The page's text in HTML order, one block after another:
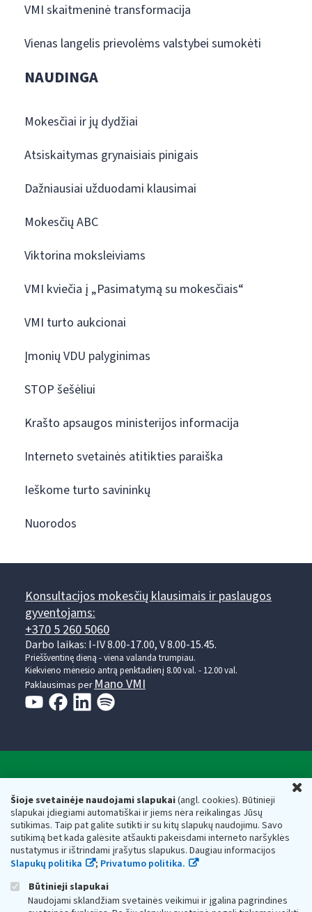
Šioje svetainėje naudojami slapukai(angl. cookies). Būtinieji
slapukai įdiegiami automatiškai ir jiems nėra reikalingas Jūsų
sutikimas. Taip pat galite sutikti ir su kitų slapukų naudojimu. Savo
sutikimą bet kada galėsite atšaukti pakeisdami interneto naršyklės
nustatymus ir ištrindami įrašytus slapukus. Daugiau informacijos
Slapukų politika
; Privatumo politika.
Būtinieji slapukai
Naudojami sklandžiam svetainės veikimui ir įgalina pagrindines
VMI skaitmeninė transformacija
Vienas langelis prievolėms valstybei sumokėti
NAUDINGA
Mokesčiai ir jų dydžiai
Atsiskaitymas grynaisiais pinigais
Dažniausiai užduodami klausimai
Mokesčių ABC
Viktorina moksleiviams
VMI kviečia į „Pasimatymą su mokesčiais“
VMI turto aukcionai
Įmonių VDU palyginimas
STOP šešėliui
Krašto apsaugos ministerijos informacija
Interneto svetainės atitikties paraiška
Ieškome turto savininkų
Nuorodos
Konsultacijos mokesčių klausimais ir paslaugos
gyventojams:
+370 5 260 5060
Darbo laikas: I-IV 8.00-17.00, V 8.00-15.45.
Prieššventinę dieną - viena valanda trumpiau.
Kiekvieno mėnesio antrą penktadienį 8.00 val. - 12.00 val.
Paklausimas per Mano VMI
Respublikos finansų ministerijos
Biudžetinė įstaiga. Juridinio asmens kodas — 188659752,
adresas: Vasario 16-osios g. 14, 01107 Vilnius, Lietuva, el.paštas:
vmi@vmi.lt, E. pristatymo dėžutės adresas 188659752
Duomenys apie Valstybinę mokesčių inspekciją prie Lietuvos
Respublikos finansų ministerijos kaupiami ir saugomi Juridinių